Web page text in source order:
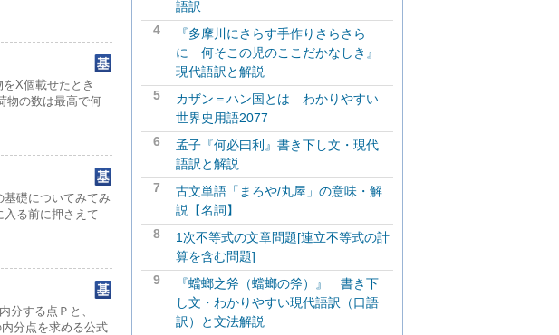
X個載せたとき
物の数は最高で何
基礎についてみてみ
る前に押さえて
分する点Ｐと、
分点を求める公式
語訳
4
『多摩川にさらす手作りさらさら
に 何そこの児のここだかなしき』
現代語訳と解説
5
カザン＝ハン国とは わかりやすい
世界史用語2077
6
孟子『何必曰利』書き下し文・現代
語訳と解説
7
古文単語「まろや/丸屋」の意味・解
説【名詞】
8
1次不等式の文章問題[連立不等式の計
算を含む問題]
9
『蟷螂之斧（蟷螂の斧）』 書き下
し文・わかりやすい現代語訳（口語
訳）と文法解説